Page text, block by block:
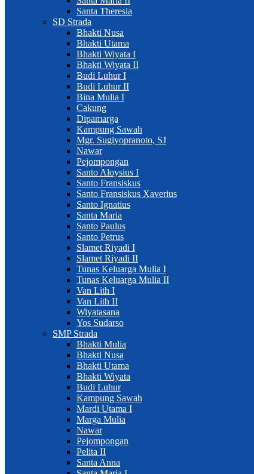
Santa Theresia
SD Strada
Bhakti Nusa
Bhakti Utama
Bhakti Wiyata I
Bhakti Wiyata II
Budi Luhur I
Budi Luhur II
Bina Mulia I
Cakung
Dipamarga
Kampung Sawah
Mgr. Sugiyopranoto, SJ
Nawar
Pejompongan
Santo Aloysius I
Santo Fransiskus
Santo Fransiskus Xaverius
Santo Ignatius
Santa Maria
Santo Paulus
Santo Petrus
Slamet Riyadi I
Slamet Riyadi II
Tunas Keluarga Mulia I
Tunas Keluarga Mulia II
Van Lith I
Van Lith II
Wiyatasana
Yos Sudarso
SMP Strada
Bhakti Mulia
Bhakti Nusa
Bhakti Utama
Bhakti Wiyata
Budi Luhur
Kampung Sawah
Mardi Utama I
Marga Mulia
Nawar
Pejompongan
Pelita II
Santa Anna